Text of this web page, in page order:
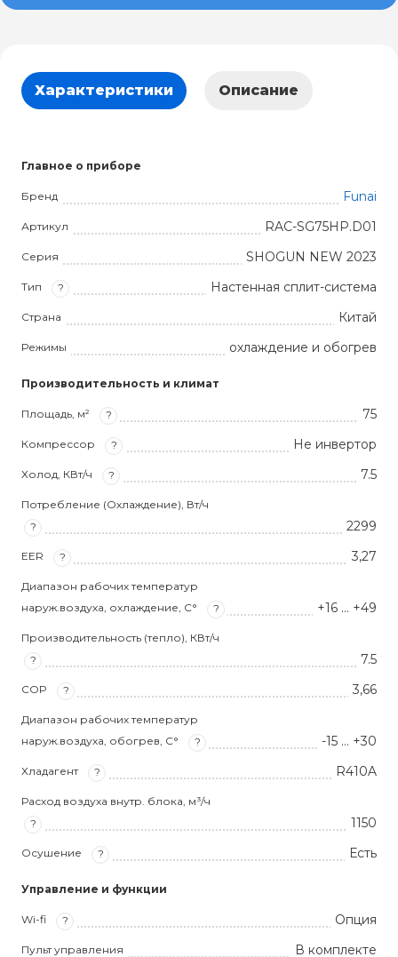
Характеристики Описание
Главное о приборе
Бренд Funai
Артикул RAC-SG75HP.D01
Серия SHOGUN NEW 2023
Тип ? Настенная сплит-система
Страна Китай
Режимы охлаждение и обогрев
Производительность и климат
Площадь, м² ? 75
Компрессор ? Не инвертор
Холод, КВт/ч ? 7.5
Потребление (Охлаждение), Вт/ч
?
2299
EER ? 3,27
Диапазон рабочих температур
наруж.воздуха, охлаждение, С°
? +16 … +49
Производительность (тепло), КВт/ч
?
7.5
COP ? 3,66
Диапазон рабочих температур
наруж.воздуха, обогрев, С°
? -15 … +30
Хладагент ? R410A
Расход воздуха внутр. блока, м³/ч
?
1150
Осушение ? Есть
Управление и функции
Wi-fi ? Опция
Пульт управления В комплекте